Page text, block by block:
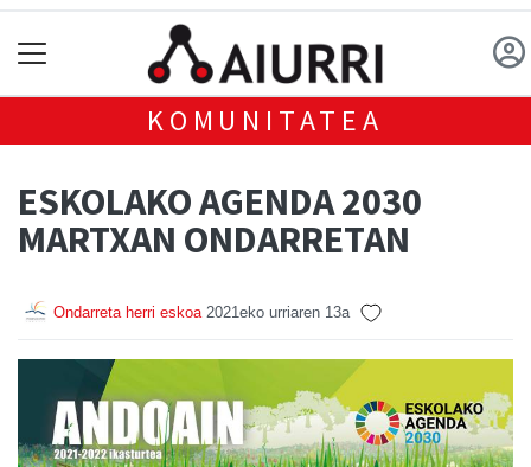
KOMUNITATEA
ESKOLAKO AGENDA 2030
MARTXAN ONDARRETAN
Ondarreta herri eskoa 2021eko urriaren 13a